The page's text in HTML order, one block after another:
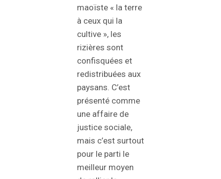
maoïste « la terre
à ceux qui la
cultive », les
rizières sont
confisquées et
redistribuées aux
paysans. C’est
présenté comme
une affaire de
justice sociale,
mais c’est surtout
pour le parti le
meilleur moyen